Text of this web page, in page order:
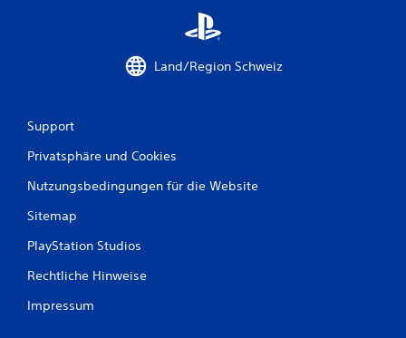
Land/Region Schweiz
Support
Privatsphäre und Cookies
Nutzungsbedingungen für die Website
Sitemap
PlayStation Studios
Rechtliche Hinweise
Impressum